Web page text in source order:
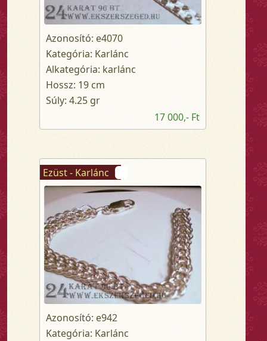
Azonosító: e4070
Kategória: Karlánc
Alkategória: karlánc
Hossz: 19 cm
Súly: 4.25 gr
17 000,- Ft
Ezüst - Karlánc
Azonosító: e942
Kategória: Karlánc